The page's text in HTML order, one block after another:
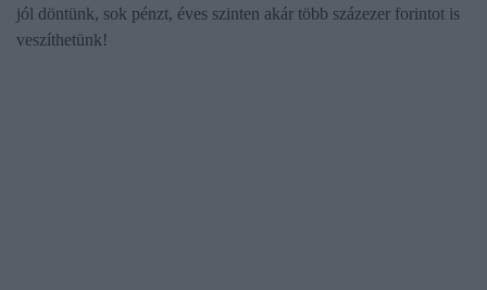
jól döntünk, sok pénzt, éves szinten akár több százezer forintot is
veszíthetünk!